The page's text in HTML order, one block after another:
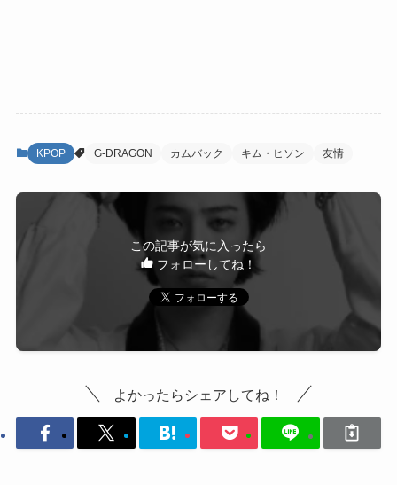
KPOP G-DRAGON カムバック キム・ヒソン 友情
この記事が気に入ったら
フォローしてね！
よかったらシェアしてね！